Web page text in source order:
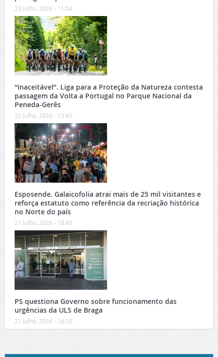
23 Julho, 2026 - 11:04
“Inaceitável”. Liga para a Proteção da Natureza contesta
passagem da Volta a Portugal no Parque Nacional da
Peneda-Gerês
22 Julho, 2026 - 13:45
Esposende. Galaicofolia atrai mais de 25 mil visitantes e
reforça estatuto como referência da recriação histórica
no Norte do país
21 Julho, 2026 - 18:45
PS questiona Governo sobre funcionamento das
urgências da ULS de Braga
21 Julho, 2026 - 16:10